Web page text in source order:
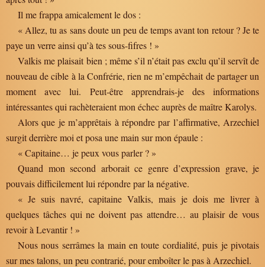
Il me frappa amicalement le dos :
« Allez, tu as sans doute un peu de temps avant ton retour ? Je te
paye un verre ainsi qu’à tes sous-fifres ! »
Valkis me plaisait bien ; même s’il n’était pas exclu qu’il servît de
nouveau de cible à la Confrérie, rien ne m’empêchait de partager un
moment avec lui. Peut-être apprendrais-je des informations
intéressantes qui rachèteraient mon échec auprès de maître Karolys.
Alors que je m’apprêtais à répondre par l’affirmative, Arzechiel
surgit derrière moi et posa une main sur mon épaule :
« Capitaine… je peux vous parler ? »
Quand mon second arborait ce genre d’expression grave, je
pouvais difficilement lui répondre par la négative.
« Je suis navré, capitaine Valkis, mais je dois me livrer à
quelques tâches qui ne doivent pas attendre… au plaisir de vous
revoir à Levantir ! »
Nous nous serrâmes la main en toute cordialité, puis je pivotais
sur mes talons, un peu contrarié, pour emboîter le pas à Arzechiel.